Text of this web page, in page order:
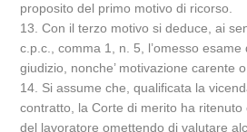
proposito del primo motivo di ricorso.
13. Con il terzo motivo si deduce, ai
c.p.c., comma 1, n. 5, l’omesso
giudizio, nonche’ motivazione carente
14. Si assume che, qualificata la
contratto, la Corte di merito ha ritenuto
del lavoratore omettendo di valutare